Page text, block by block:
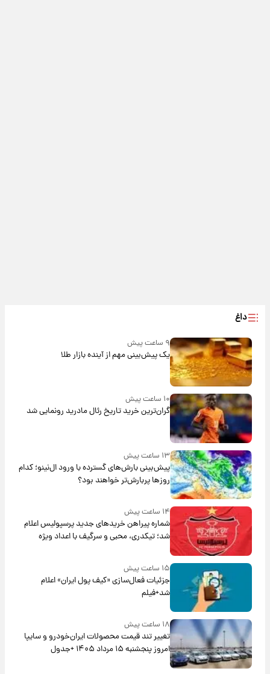
داغ
۹ ساعت پیش
یک پیش‌بینی مهم از آینده بازار طلا
۱۰ ساعت پیش
گران‌ترین خرید تاریخ رئال مادرید رونمایی شد
۱۳ ساعت پیش
پیش‌بینی بارش‌های گسترده با ورود ال‌نینو؛ کدام
روزها پربارش‌تر خواهند بود؟
۱۴ ساعت پیش
شماره پیراهن خریدهای جدید پرسپولیس اعلام
شد؛ تیکدری، محبی و سرگیف با اعداد ویژه
۱۵ ساعت پیش
جزئیات فعال‌سازی «کیف پول ایران» اعلام
شد+فیلم
۱۸ ساعت پیش
تغییر تند قیمت محصولات ایران‌خودرو و سایپا
امروز پنجشنبه ۱۵ مرداد ۱۴۰۵ +جدول